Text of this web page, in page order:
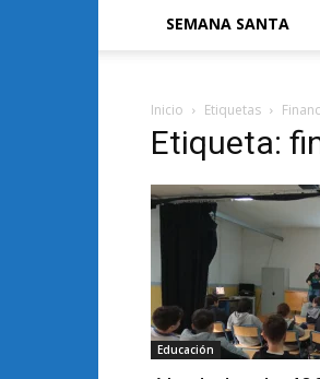
SEMANA SANTA
Inicio Etiquetas
Etiqueta:
Educación